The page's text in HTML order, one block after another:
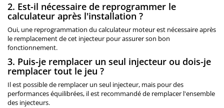
2. Est-il nécessaire de reprogrammer le
calculateur après l'installation ?
Oui, une reprogrammation du calculateur moteur est nécessaire après
le remplacement de cet injecteur pour assurer son bon
fonctionnement.
3. Puis-je remplacer un seul injecteur ou dois-je
remplacer tout le jeu ?
Il est possible de remplacer un seul injecteur, mais pour des
performances équilibrées, il est recommandé de remplacer l'ensemble
des injecteurs.